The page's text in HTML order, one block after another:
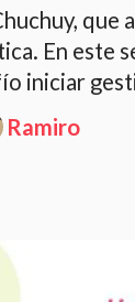
En este
iniciar
Ramiro